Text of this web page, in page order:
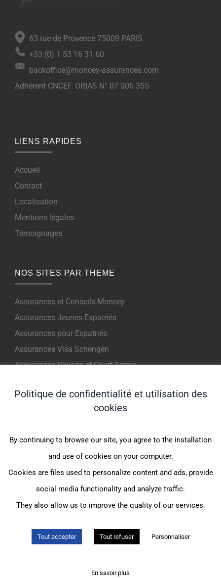
63 rue de Provence 75009 PARIS
+33 (0) 1 53 16 31 60
backoffice@moncey-assurances.com
Adhérent CNCEF. ORIAS N° 07 005 355
LIENS RAPIDES
Accueil
Contact
Localisation
Mentions légales
Témoignages
NOS SITES PAR THEME
Assurances et Conseils Moncey
Assurances Jeunes Expatriés
Assurances pour Expatriés
Assurances Visa Schengen
Assurances Voyage et Court Terme
NOS PRODUITS POUR EXPATRIES
Politique de confidentialité et utilisation des
cookies
By continuing to browse our site, you agree to the installation
and use of cookies on your computer.
Cookies are files used to personalize content and ads, provide
social media functionality and analyze traffic.
They also allow us to improve the quality of our services.
Tout accepter Tout refuser Personnaliser
En savoir plus